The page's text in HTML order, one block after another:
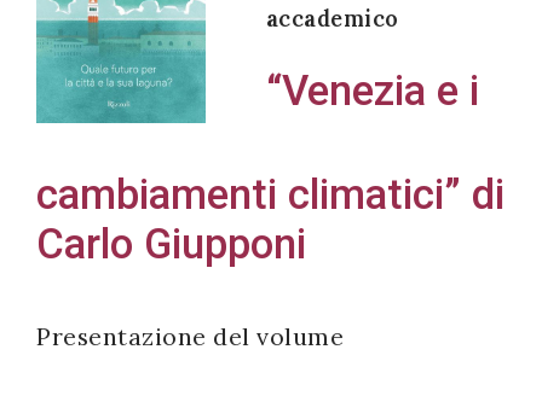
accademico
“Venezia e i
cambiamenti climatici” di
Carlo Giupponi
Presentazione del volume
Acconsento
all'uso dei
personali in
accordo
con il
196/03